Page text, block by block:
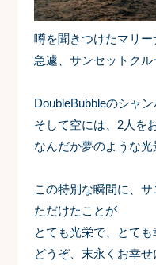
噂を聞きつけたマリ
急遽、サンセットクル
DoubleBubbleのシャン
そして空には、2人を
なんだか夢のような
この特別な瞬間に、
ただけたことが
とても光栄で、とても
どうぞ、末永くお幸